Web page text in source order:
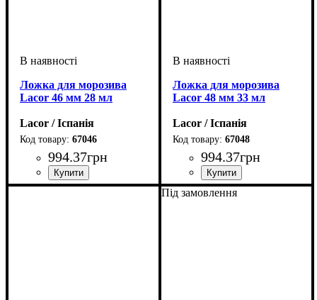
Ложка для морозива
Lacor 46 мм 28 мл
Lacor / Іспанія
67046
994.37грн
Ложка для морозива
Lacor 48 мм 33 мл
Lacor / Іспанія
67048
994.37грн
Під замовлення